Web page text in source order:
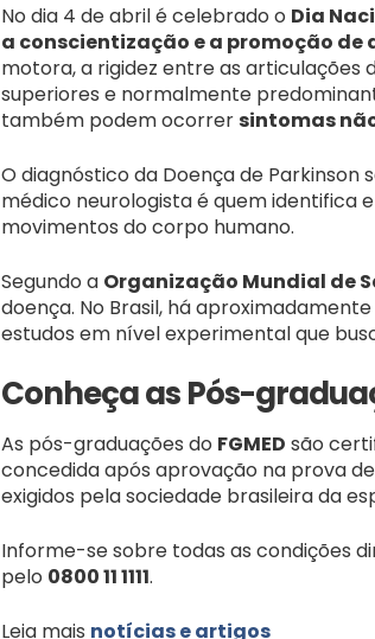
No dia 4 de abril é celebrado o Dia
a conscientização e a promoção de
motora, a rigidez entre as articulações
superiores e normalmente
também podem ocorrer sintomas
O diagnóstico da Doença de
médico neurologista é quem identifica
movimentos do corpo humano.
Segundo a Organização Mundial de
doença. No Brasil, há
estudos em nível experimental que
Conheça as Pós-
As pós-graduações do FGMED são
concedida após aprovação na prova
exigidos pela sociedade brasileira da
Informe-se sobre todas as condições
pelo 0800 11 1111.
Leia mais notícias e artigos